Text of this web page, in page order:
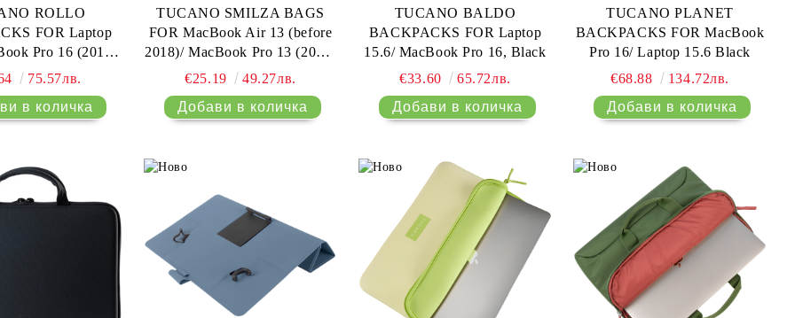
ROLLO
FOR Laptop
Pro 16 (2019-
Blue
75.57лв.
TUCANO SMILZA BAGS
FOR MacBook Air 13 (before
2018)/ MacBook Pro 13 (2016-
2020)/ MacBook Air 13 (2018-
Laptop 14 Pink
€25.19 49.27лв.
TUCANO BALDO
BACKPACKS FOR Laptop
15.6/ MacBook Pro 16, Black
€33.60
65.72лв.
TUCANO PLANET
BACKPACKS FOR MacBook
Pro 16/ Laptop 15.6 Black
€68.88
134.72лв.